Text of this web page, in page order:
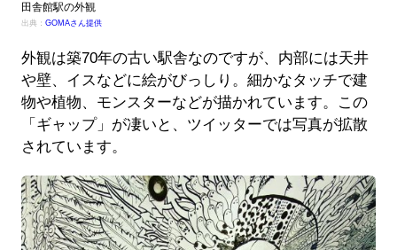
田舎館駅の外観
出典： GOMAさん提供
外観は築70年の古い駅舎なのですが、内部には天井
や壁、イスなどに絵がびっしり。細かなタッチで建
物や植物、モンスターなどが描かれています。この
「ギャップ」が凄いと、ツイッターでは写真が拡散
されています。